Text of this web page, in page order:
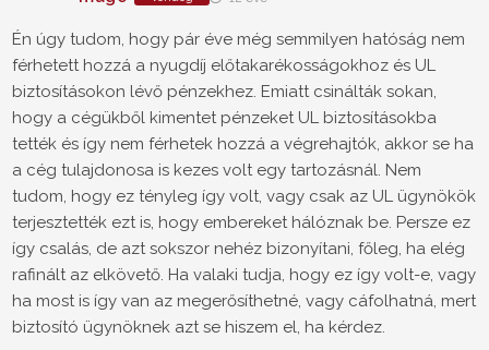
Én úgy tudom, hogy pár éve még semmilyen hatóság nem
férhetett hozzá a nyugdíj előtakarékosságokhoz és UL
biztosításokon lévő pénzekhez. Emiatt csinálták sokan,
hogy a cégükből kimentet pénzeket UL biztosításokba
tették és így nem férhetek hozzá a végrehajtók, akkor se ha
a cég tulajdonosa is kezes volt egy tartozásnál. Nem
tudom, hogy ez tényleg így volt, vagy csak az UL ügynökök
terjesztették ezt is, hogy embereket hálóznak be. Persze ez
így csalás, de azt sokszor nehéz bizonyítani, főleg, ha elég
rafinált az elkövető. Ha valaki tudja, hogy ez így volt-e, vagy
ha most is így van az megerősíthetné, vagy cáfolhatná, mert
biztosító ügynöknek azt se hiszem el, ha kérdez.